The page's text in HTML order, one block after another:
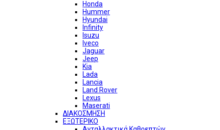
Honda
Hummer
Hyundai
Infinity
Isuzu
Iveco
Jaguar
Jeep
Kia
Lada
Lancia
Land Rover
Lexus
Maserati
ΔΙΑΚΟΣΜΗΣΗ
ΕΞΩΤΕΡΙΚΟ